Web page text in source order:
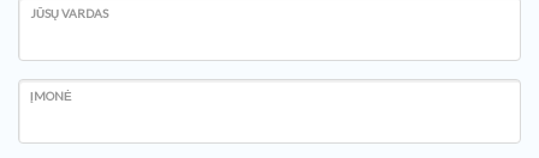
JŪSŲ VARDAS
ĮMONĖ